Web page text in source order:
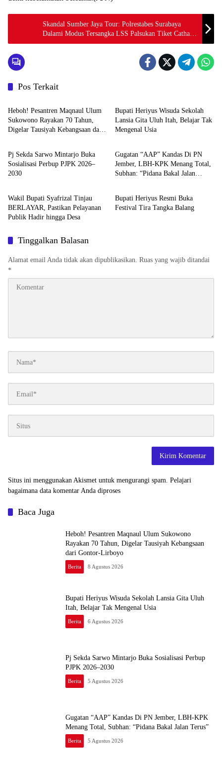
Skandal Sumber Jaya Tour: Polrestabes Surabaya
Dalami Modus Tersangka LSS Palsukan Tiket Cathay
Pacific ke Jepang
Pos Terkait
Berita
Heboh! Pesantren Maqnaul Ulum
Sukowono Rayakan 70 Tahun,
Digelar Tausiyah Kebangsaan dari
Bupati Heriyus Wisuda Sekolah
Lansia Gita Uluh Itah, Belajar Tak
Mengenal Usia
Berita
Pj Sekda Sarwo Mintarjo Buka
Sosialisasi Perbup PJPK 2026–
2030
Berita
Gugatan “AAP” Kandas Di PN
Jember, LBH-KPK Menang Total,
Subhan: “Pidana Bakal Jalan
Pemerintahan
Wakil Bupati Syafrizal Tinjau
BERLAYAR, Pastikan Pelayanan
Publik Hadir hingga Desa
Berita
Bupati Heriyus Resmi Buka
Festival Tira Tangka Balang
Tinggalkan Balasan
Alamat email Anda tidak akan dipublikasikan. Ruas yang wajib ditandai
*
Situs ini menggunakan Akismet untuk mengurangi spam. Pelajari
bagaimana data komentar Anda diproses
Baca Juga
Heboh! Pesantren Maqnaul Ulum Sukowono
Rayakan 70 Tahun, Digelar Tausiyah Kebangsaan
dari Gontor-Lirboyo
Berita 8 Agustus 2026
Bupati Heriyus Wisuda Sekolah Lansia Gita Uluh
Itah, Belajar Tak Mengenal Usia
Berita 6 Agustus 2026
Pj Sekda Sarwo Mintarjo Buka Sosialisasi Perbup
PJPK 2026–2030
Berita 5 Agustus 2026
Gugatan “AAP” Kandas Di PN Jember, LBH-KPK
Menang Total, Subhan: “Pidana Bakal Jalan Terus”
Berita 5 Agustus 2026